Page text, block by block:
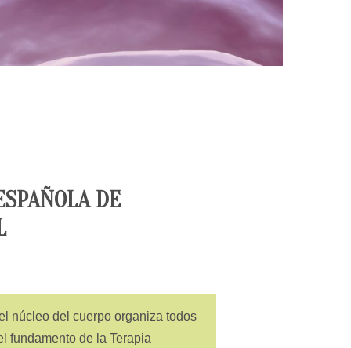
DE
núcleo del cuerpo organiza todos
fundamento de la Terapia